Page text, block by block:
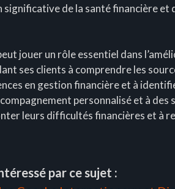
de la santé financière et
jouer un rôle essentiel dans
ses clients à comprendre les
en gestion financière et à
personnalisé et à
leurs difficultés financières et à
par ce sujet :